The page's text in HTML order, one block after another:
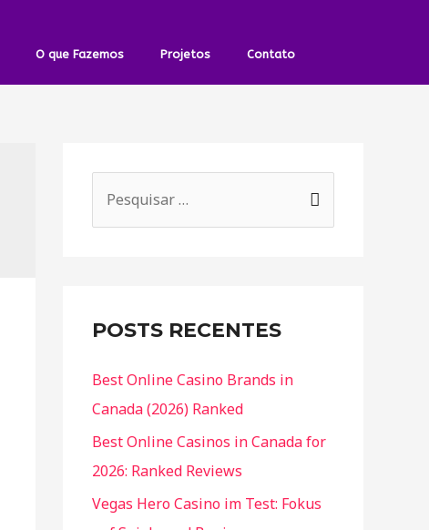
O que Fazemos Projetos Contato
POSTS RECENTES
Best Online Casino Brands in
Canada (2026) Ranked
Best Online Casinos in Canada for
2026: Ranked Reviews
Vegas Hero Casino im Test: Fokus